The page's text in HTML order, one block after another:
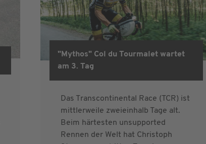
"Mythos" Col du Tourmalet wartet
am 3. Tag
Das Transcontinental Race (TCR) ist
mittlerweile zweieinhalb Tage alt.
Beim härtesten unsupported
Rennen der Welt hat Christoph